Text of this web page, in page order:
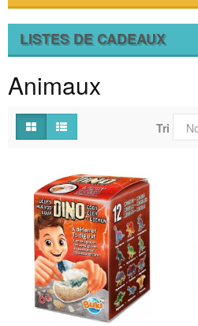
LISTES DE CADEAUX
Animaux
Tri